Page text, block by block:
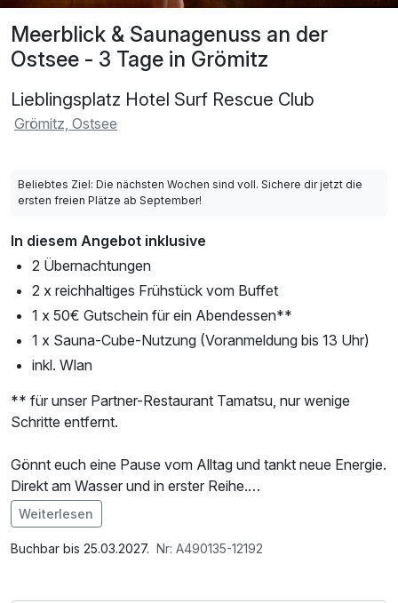
Meerblick & Saunagenuss an der
Ostsee - 3 Tage in Grömitz
Lieblingsplatz Hotel Surf Rescue Club
Grömitz, Ostsee
Beliebtes Ziel: Die nächsten Wochen sind voll. Sichere dir jetzt die
ersten freien Plätze ab September!
In diesem Angebot inklusive
2 Übernachtungen
2 x reichhaltiges Frühstück vom Buffet
1 x 50€ Gutschein für ein Abendessen**
1 x Sauna-Cube-Nutzung (Voranmeldung bis 13 Uhr)
inkl. Wlan
** für unser Partner-Restaurant Tamatsu, nur wenige
Schritte entfernt.
Gönnt euch eine Pause vom Alltag und tankt neue Energie.
Direkt am Wasser und in erster Reihe.
Verbringt zwei Nächte in stylischer Umgebung und genießt
den Rooftop mit Ostseeblick. Erlebt entspannte Vibes wie
bei Freunden – mit Snacks, Drinks und coolen Chill-out-
Im Angebot enthalten
W-LAN Nutzung / Internetnutzung
Weiterlesen
Buchbar bis 25.03.2027. Nr: A490135-12192